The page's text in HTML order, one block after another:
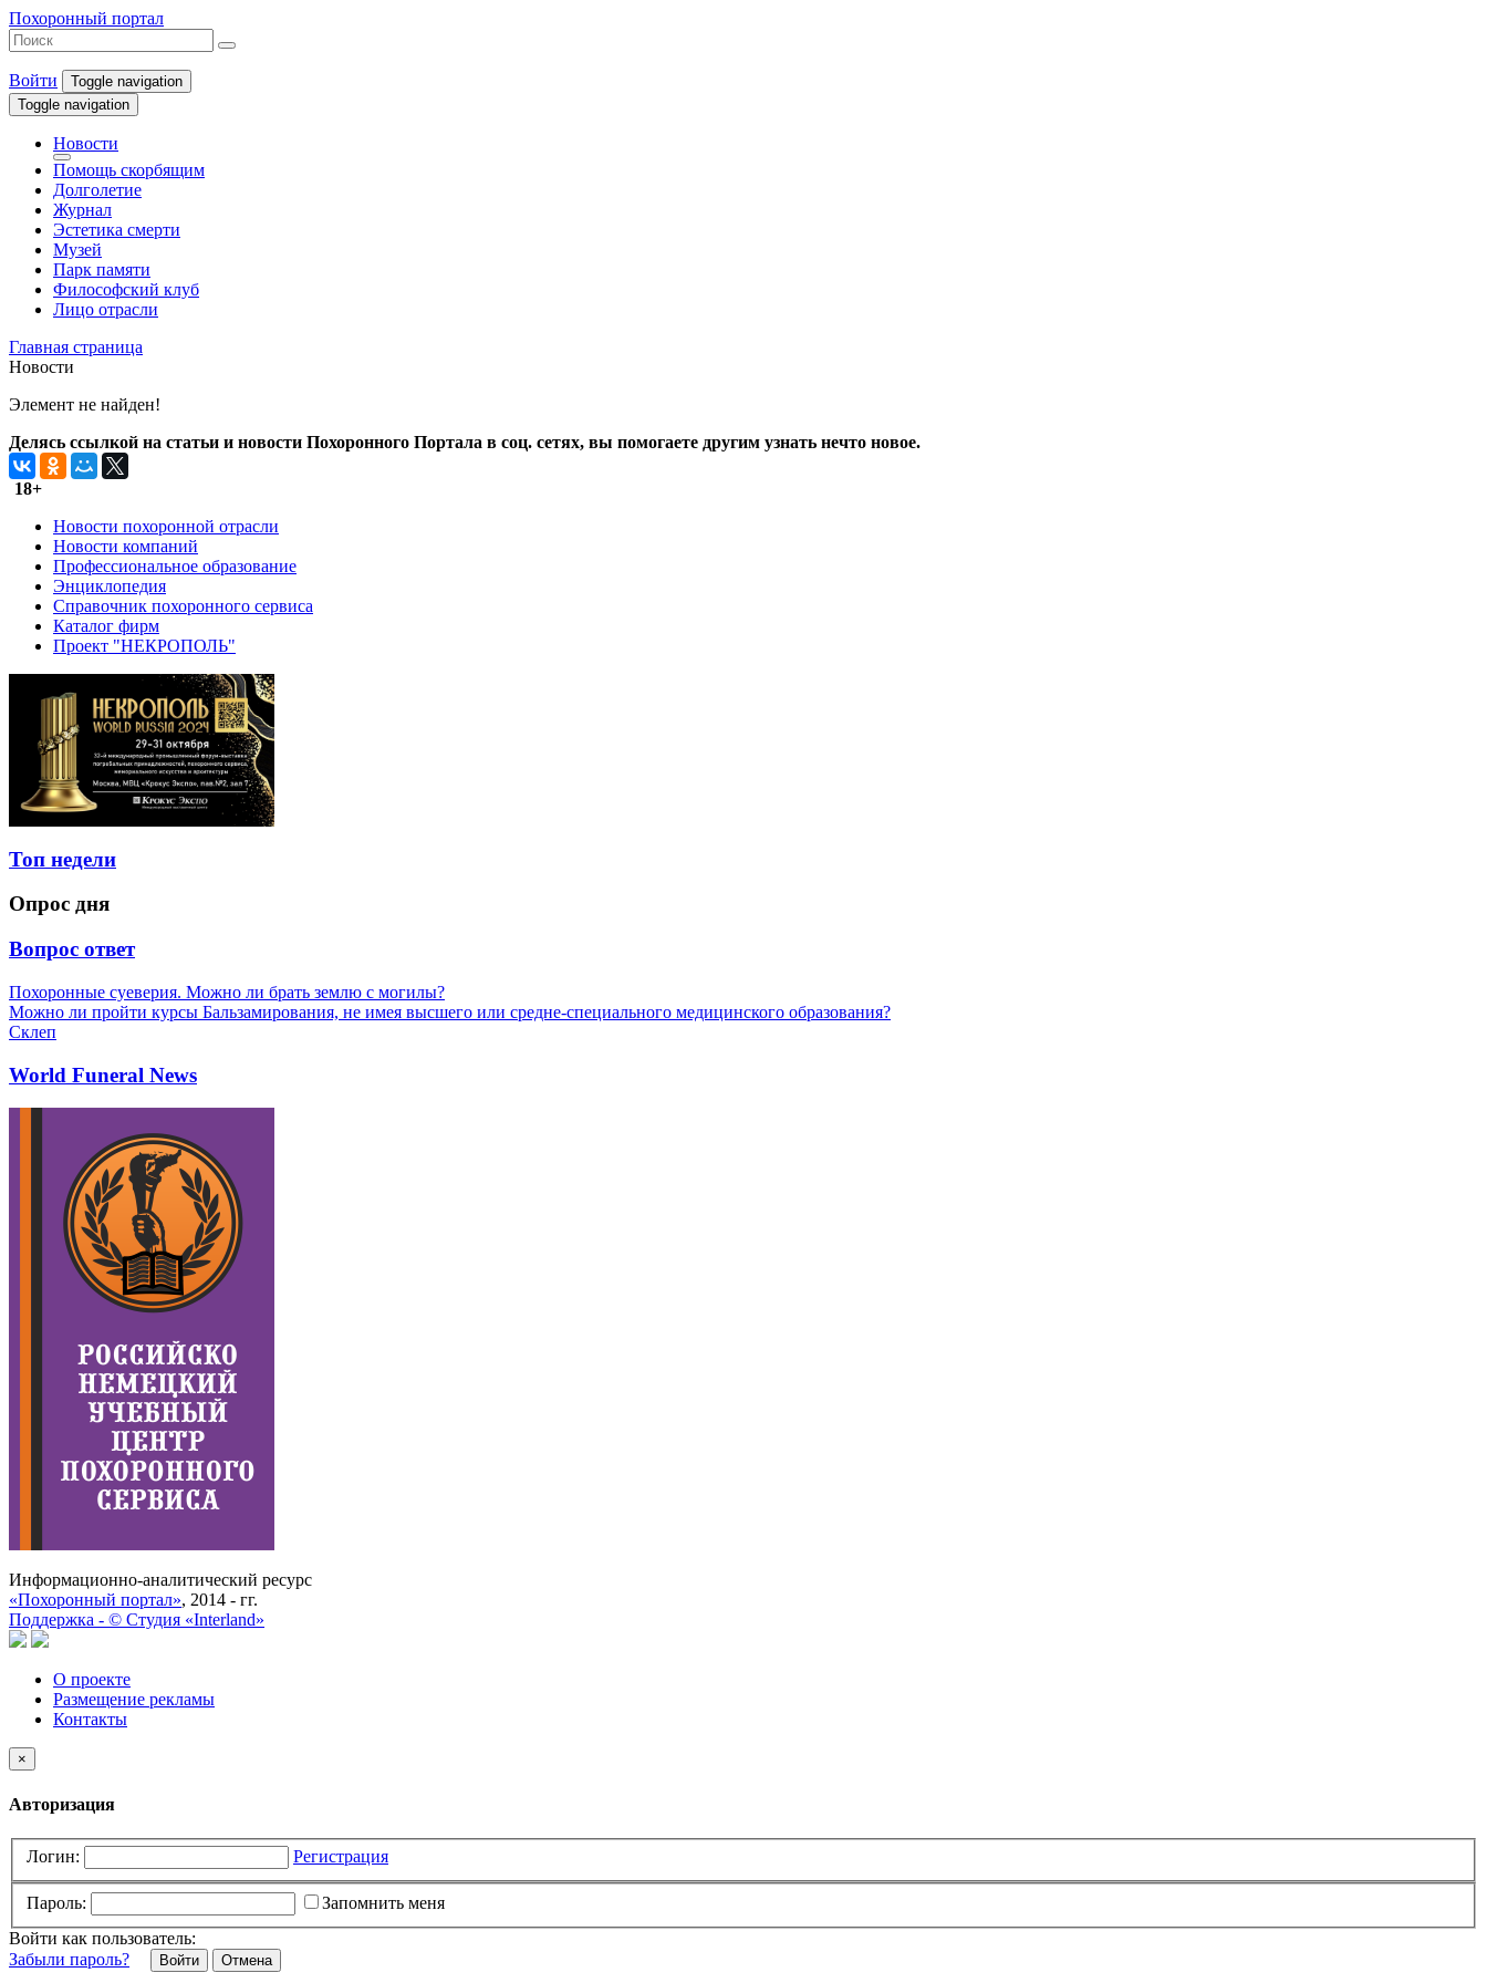
Похоронный портал
Войти
Toggle navigation
Toggle navigation
Новости
Помощь скорбящим
Долголетие
Журнал
Эстетика смерти
Музей
Парк памяти
Философский клуб
Лицо отрасли
Главная страница
Новости
Элемент не найден!
Делясь ссылкой на статьи и новости Похоронного Портала в соц. сетях, вы помогаете другим узнать нечто новое.
18+
Новости похоронной отрасли
Новости компаний
Профессиональное образование
Энциклопедия
Справочник похоронного сервиса
Каталог фирм
Проект "НЕКРОПОЛЬ"
Топ недели
Опрос дня
Вопрос ответ
Похоронные суеверия. Можно ли брать землю с могилы?
Можно ли пройти курсы Бальзамирования, не имея высшего или средне-специального медицинского образования?
Склеп
World Funeral News
Информационно-аналитический ресурс
«Похоронный портал», 2014 - гг.
Поддержка - © Cтудия «Interland»
О проекте
Размещение рекламы
Контакты
×
Авторизация
Логин: Регистрация
Пароль:
Запомнить меня
Войти как пользователь:
Забыли пароль?
Отмена